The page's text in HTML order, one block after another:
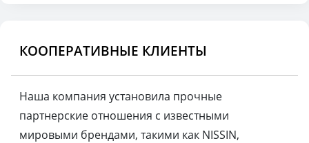
КООПЕРАТИВНЫЕ КЛИЕНТЫ
Наша компания установила прочные
партнерские отношения с известными
мировыми брендами, такими как NISSIN,